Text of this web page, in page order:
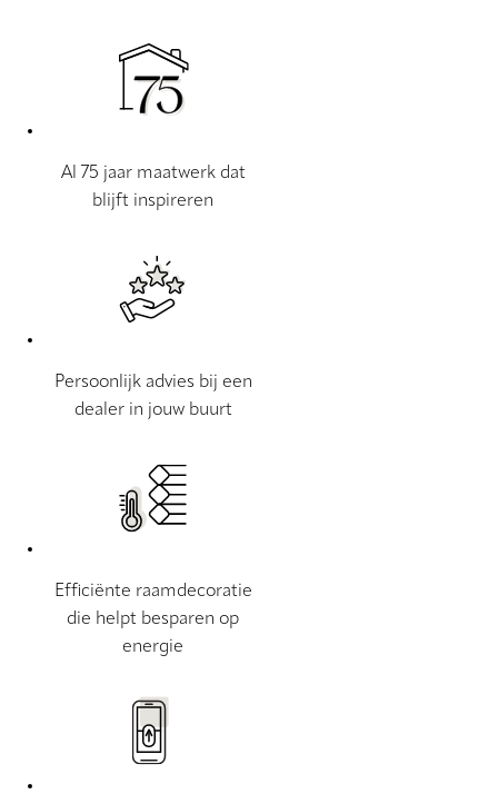
Al 75 jaar maatwerk dat
blijft inspireren
Persoonlijk advies bij een
dealer in jouw buurt
Efficiënte raamdecoratie
die helpt besparen op
energie